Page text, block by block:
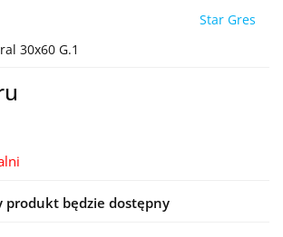
Star Gres
30x60 G.1
produkt będzie dostępny